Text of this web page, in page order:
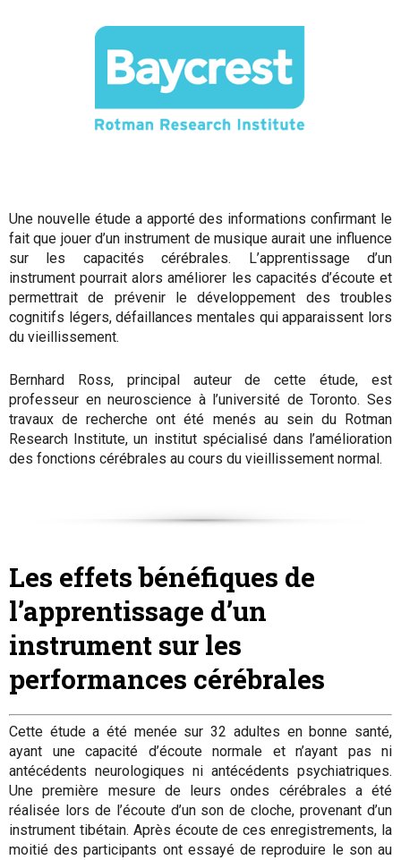
Une nouvelle étude a apporté des informations confirmant le
fait que jouer d’un instrument de musique aurait une influence
sur les capacités cérébrales. L’apprentissage d’un
instrument pourrait alors améliorer les capacités d’écoute et
permettrait de prévenir le développement des troubles
cognitifs légers, défaillances mentales qui apparaissent lors
du vieillissement.
Bernhard Ross, principal auteur de cette étude, est
professeur en neuroscience à l’université de Toronto. Ses
travaux de recherche ont été menés au sein du Rotman
Research Institute, un institut spécialisé dans l’amélioration
des fonctions cérébrales au cours du vieillissement normal.
Les effets bénéfiques de
l’apprentissage d’un
instrument sur les
performances cérébrales
Cette étude a été menée sur 32 adultes en bonne santé,
ayant une capacité d’écoute normale et n’ayant pas ni
antécédents neurologiques ni antécédents psychiatriques.
Une première mesure de leurs ondes cérébrales a été
réalisée lors de l’écoute d’un son de cloche, provenant d’un
instrument tibétain. Après écoute de ces enregistrements, la
moitié des participants ont essayé de reproduire le son au